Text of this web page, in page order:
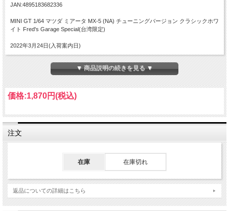
JAN:4895183682336
MINI GT 1/64 マツダ ミアータ MX-5 (NA) チューニングバージョン クラシックホワ
イト Fred's Garage Special(台湾限定)
2022年3月24日(入荷案内日)
▼ 商品説明の続きを見る ▼
価格:1,870円(税込)
注文
在庫 在庫切れ
返品についての詳細はこちら